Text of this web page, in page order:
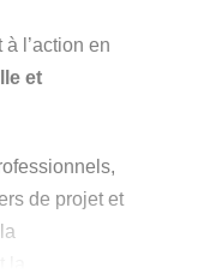
l’action en
et
de projet et